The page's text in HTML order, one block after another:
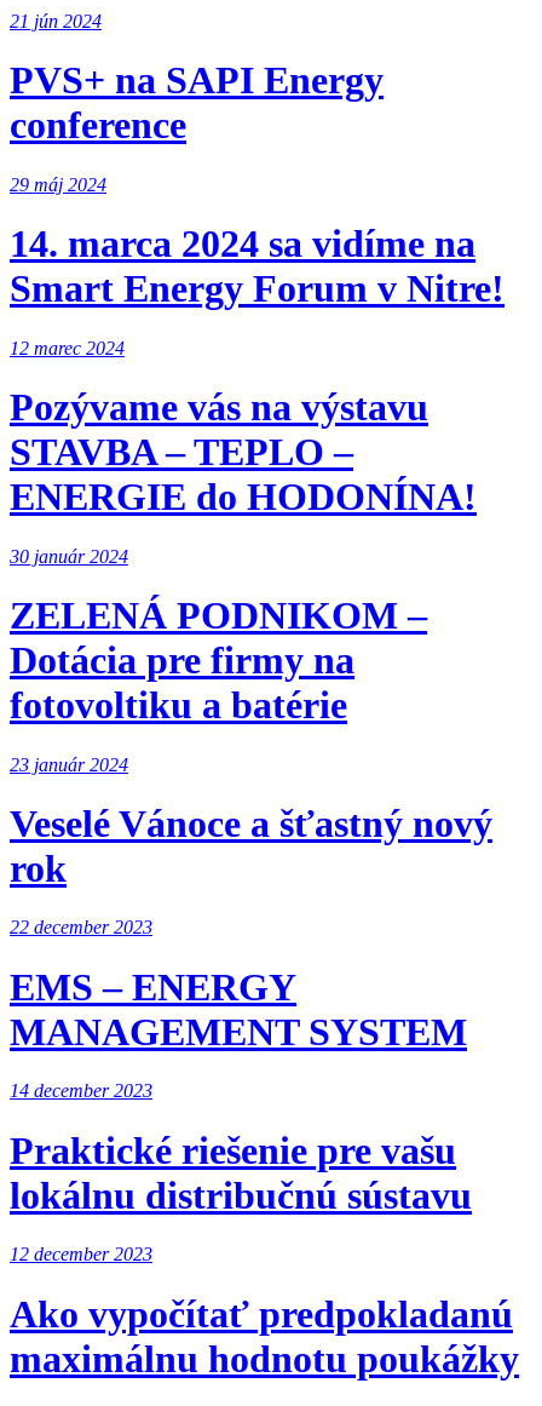
21 jún 2024
PVS+ na SAPI Energy
conference
29 máj 2024
14. marca 2024 sa vidíme na
Smart Energy Forum v Nitre!
12 marec 2024
Pozývame vás na výstavu
STAVBA – TEPLO –
ENERGIE do HODONÍNA!
30 január 2024
ZELENÁ PODNIKOM –
Dotácia pre firmy na
fotovoltiku a batérie
23 január 2024
Veselé Vánoce a šťastný nový
rok
22 december 2023
EMS – ENERGY
MANAGEMENT SYSTEM
14 december 2023
Praktické riešenie pre vašu
lokálnu distribučnú sústavu
12 december 2023
Ako vypočítať predpokladanú
maximálnu hodnotu poukážky